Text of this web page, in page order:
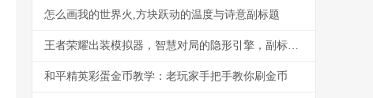
怎么画我的世界火,方块跃动的温度与诗意副标题
王者荣耀出装模拟器，智慧对局的隐形引擎，副标题，资深玩家的战术实验场
和平精英彩蛋金币教学：老玩家手把手教你刷金币